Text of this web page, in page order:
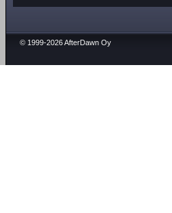
© 1999-2026 AfterDawn Oy